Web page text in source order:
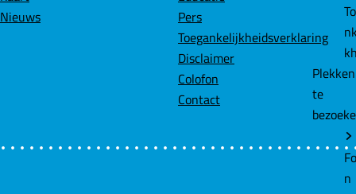
te
n
Nieuws
Pers
Toegankelijkheidsverklaring
Disclaimer
Colofon
Contact